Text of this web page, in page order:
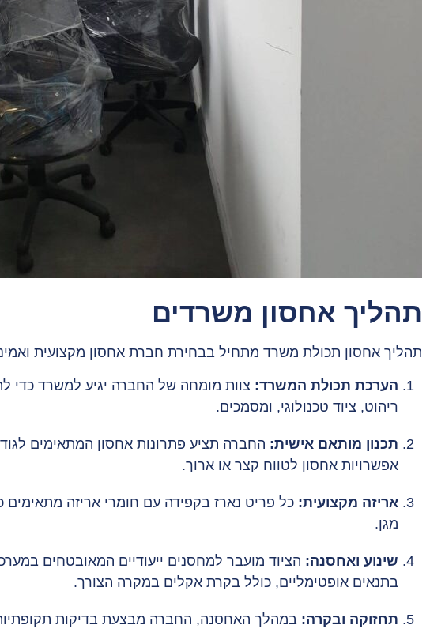
תהליך אחסון משרדים
תהליך אחסון תכולת משרד מתחיל בבחירת חברת אחסון מקצועית
הערכת תכולת המשרד: צוות מומחה של החברה יגיע למשרד כדי
ריהוט, ציוד טכנולוגי, ומסמכים.
תכנון מותאם אישית: החברה תציע פתרונות אחסון המתאימים
אפשרויות אחסון לטווח קצר או ארוך.
אריזה מקצועית: כל פריט נארז בקפידה עם חומרי אריזה מתאימים
מגן.
שינוע ואחסנה: הציוד מועבר למחסנים ייעודיים המאובטחים
בתנאים אופטימליים, כולל בקרת אקלים במקרה הצורך.
תחזוקה ובקרה: במהלך האחסנה, החברה מבצעת בדיקות